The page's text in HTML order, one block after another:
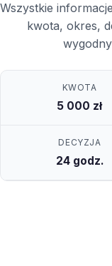
Wszystkie
kwota, okres,
KWOTA
5 000 zł
DECYZJA
24 godz.